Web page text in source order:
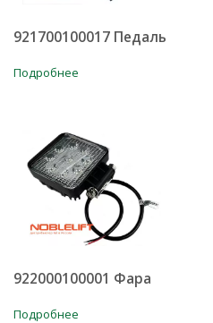
921700100017 Педаль
Подробнее
922000100001 Фара
Подробнее